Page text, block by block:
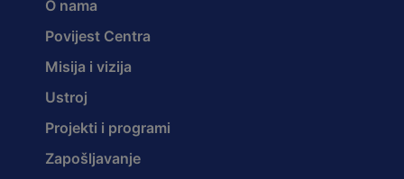
O nama
Povijest Centra
Misija i vizija
Ustroj
Projekti i programi
Zapošljavanje